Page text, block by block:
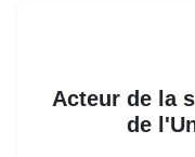
Acteur de la
de